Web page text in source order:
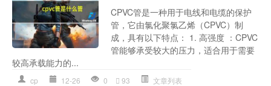
CPVC管是一种用于电线和电缆的保护
管，它由氯化聚氯乙烯（CPVC）制
成，具有以下特点： 1. 高强度 ：CPVC
管能够承受较大的压力，适合用于需要
较高承载能力的...
cp 12-26 0 93 文章列表